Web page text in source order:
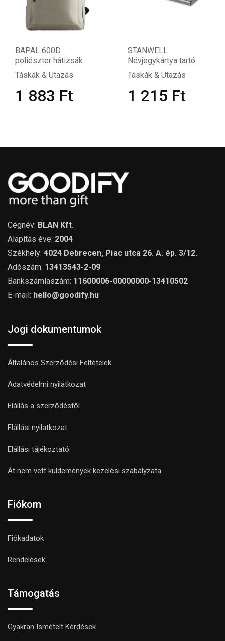
BAPAL 600D
poliészter hátizsák
Táskák & Utazás
1 883 Ft
STANWELL
Névjegykártya tartó
Táskák & Utazás
1 215 Ft
Cégnév: BLAN Kft.
Alapítás éve: 2004
Székhely: 4024 Debrecen, Piac utca 26. A. ép. 3/12.
Adószám: 13413543-2-09
Bankszámlaszám: 11600006-00000000-13410502
E-mail: hello@goodify.hu
Jogi dokumentumok
Általános Szerződési Feltételek
Adatvédelmi nyilatkozat
Elállás a szerződéstől
Elállási nyilatkozat
Elállási tájékoztató
Át nem vett küldemények kezelési szabályzata
Fiókom
Fiókadatok
Rendelések
Támogatás
Gyakran Ismételt Kérdések